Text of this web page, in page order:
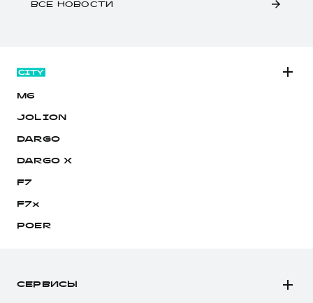
ВСЕ НОВОСТИ
M6
JOLION
DARGO
DARGO Х
F7
F7x
POER
СЕРВИСЫ